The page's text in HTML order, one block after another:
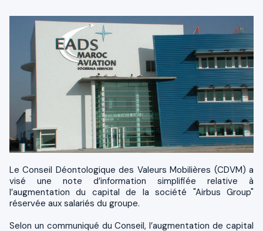
Le Conseil Déontologique des Valeurs Mobilières (CDVM) a
visé une note d’information simplifiée relative à
l’augmentation du capital de la société "Airbus Group"
réservée aux salariés du groupe.
Selon un communiqué du Conseil, l’augmentation de capital